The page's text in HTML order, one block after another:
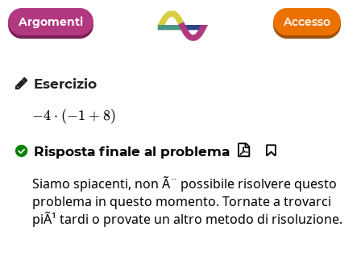
Argomenti Accesso
 Esercizio
-4\cdot\left(-1+8\right)
−4 ⋅ (−1 + 8)
 Risposta finale al problema 

Siamo spiacenti, non Ã¨ possibile risolvere questo
problema in questo momento. Tornate a trovarci
piÃ¹ tardi o provate un altro metodo di risoluzione.